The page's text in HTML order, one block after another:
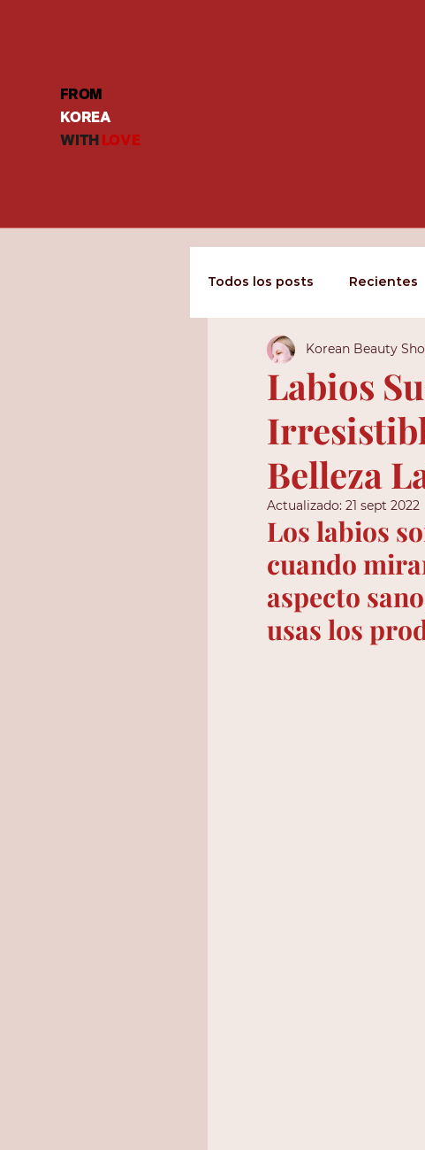
FROM
KOREA
WITH LOVE
Todos los posts Recientes
Labios
Belleza
Korean Beauty
Actualizado: 21 sept 2022
Los labios
cuando
aspecto
usas los